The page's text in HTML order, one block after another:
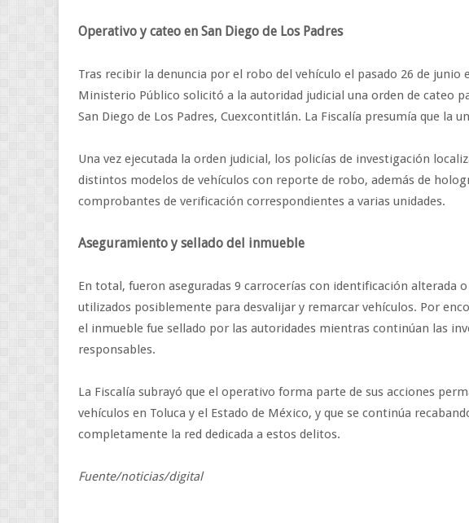
Operativo y cateo en San Diego de Los Padres
Tras recibir la denuncia por el robo del vehículo el pasado 26 de junio
Ministerio Público solicitó a la autoridad judicial una orden de cateo
San Diego de Los Padres, Cuexcontitlán. La Fiscalía presumía que la
Una vez ejecutada la orden judicial, los policías de investigación
distintos modelos de vehículos con reporte de robo, además de
comprobantes de verificación correspondientes a varias unidades.
Aseguramiento y sellado del inmueble
En total, fueron aseguradas 9 carrocerías con identificación alterada
utilizados posiblemente para desvalijar y remarcar vehículos. Por
el inmueble fue sellado por las autoridades mientras continúan las
responsables.
La Fiscalía subrayó que el operativo forma parte de sus acciones
vehículos en Toluca y el Estado de México, y que se continúa
completamente la red dedicada a estos delitos.
Fuente/noticias/digital